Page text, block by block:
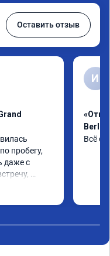
Оставить отзыв
пробегу,
даже с
как
И
Всё